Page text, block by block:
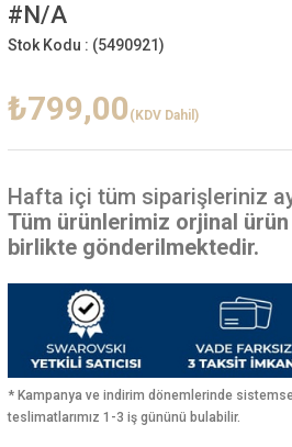
#N/A
Stok Kodu : (5490921)
₺799,00 (KDV Dahil)
Hafta içi tüm siparişleriniz
Tüm ürünlerimiz orjinal
birlikte gönderilmektedir.
* Kampanya ve indirim dönemlerinde
teslimatlarımız 1-3 iş gününü bulabilir.